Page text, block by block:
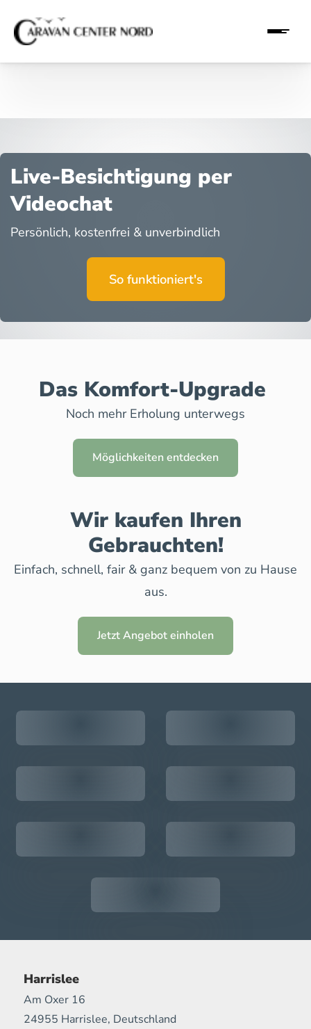
Live-Besichtigung per
Videochat
Persönlich, kostenfrei & unverbindlich
So funktioniert's
Das Komfort-Upgrade
Noch mehr Erholung unterwegs
Möglichkeiten entdecken
Wir kaufen Ihren
Gebrauchten!
Einfach, schnell, fair & ganz bequem von zu Hause
aus.
Jetzt Angebot einholen
Harrislee
Am Oxer 16
24955 Harrislee, Deutschland